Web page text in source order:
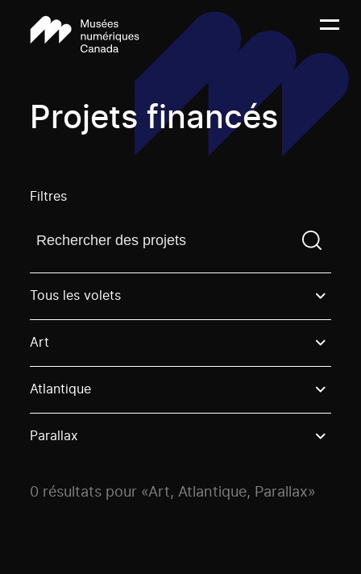
Projets financés
Filtres
Trouvez un projetVous devez saisir un terme de
Tous les volets
Art
Atlantique
Parallax
0 résultats pour «Art, Atlantique, Parallax»